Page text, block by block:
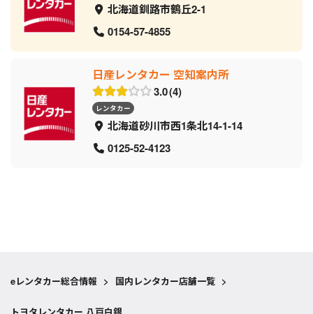
北海道釧路市鶴丘2-1
0154-57-4855
日産レンタカー 空知案内所
3.0 4
レンタカー
北海道砂川市西1条北14-1-14
0125-52-4123
eレンタカー総合情報 > 国内レンタカー店舗一覧 >